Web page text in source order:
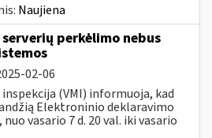
Naujiena
perkėlimo nebus
02-06
inspekcija (VMI) informuoja, kad
Elektroninio deklaravimo
vasario 7 d. 20 val. iki vasario